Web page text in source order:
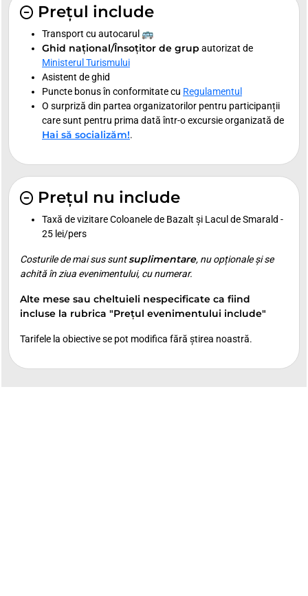
Prețul include
Transport cu autocarul 🚌
Ghid național/Însoțitor de grup autorizat de
Ministerul Turismului
Asistent de ghid
Puncte bonus în conformitate cu Regulamentul
O surpriză din partea organizatorilor pentru participanții
care sunt pentru prima dată într-o excursie organizată de
Hai să socializăm!.
Prețul nu include
Taxă de vizitare Coloanele de Bazalt și Lacul de Smarald -
25 lei/pers
Costurile de mai sus suntsuplimentare, nu opționale și se
achită în ziua evenimentului, cu numerar.
Alte mese sau cheltuieli nespecificate ca fiind
incluse la rubrica "Prețul evenimentului include"
Tarifele la obiective se pot modifica fără știrea noastră.